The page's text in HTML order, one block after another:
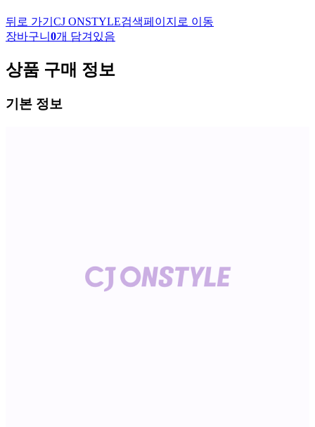
뒤로 가기 CJ ONSTYLE검색페이지로 이동
장바구니 0개 담겨있음
상품 구매 정보
기본 정보